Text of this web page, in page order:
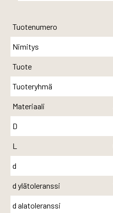
Tuotenumero
Nimitys
Tuote
Tuoteryhmä
Materiaali
D
L
d
d ylätoleranssi
d alatoleranssi